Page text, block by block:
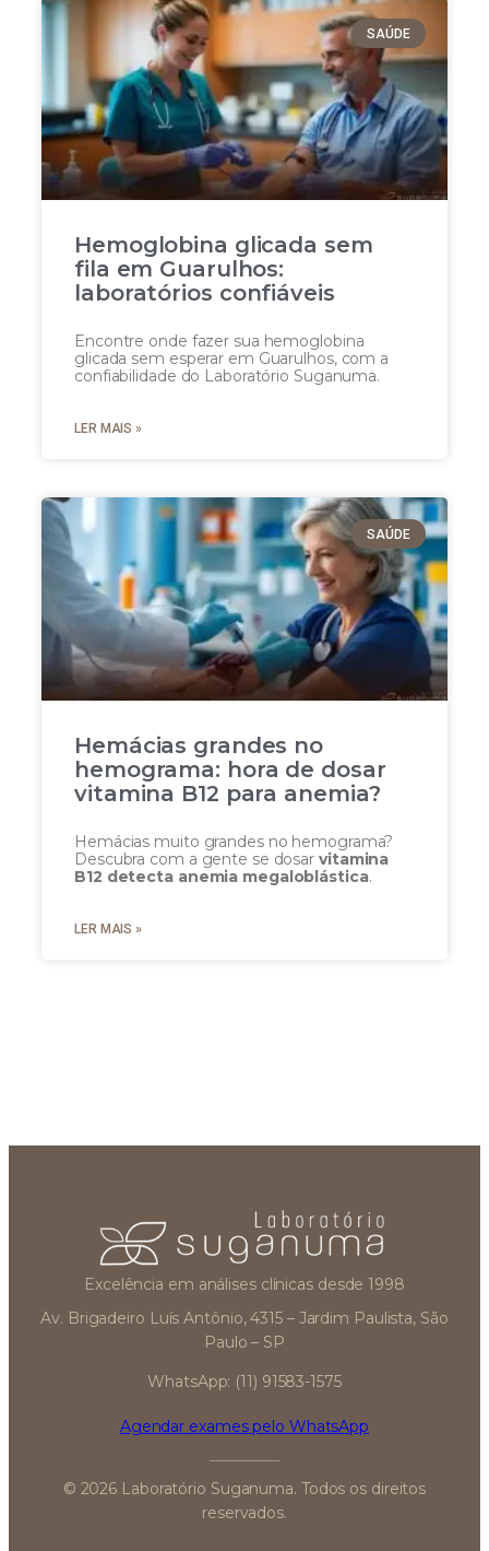
SAÚDE
Hemoglobina glicada sem
fila em Guarulhos:
laboratórios confiáveis
Encontre onde fazer sua hemoglobina
glicada sem esperar em Guarulhos, com a
confiabilidade do Laboratório Suganuma.
LER MAIS »
SAÚDE
Hemácias grandes no
hemograma: hora de dosar
vitamina B12 para anemia?
Hemácias muito grandes no hemograma?
Descubra com a gente se dosar vitamina
B12 detecta anemia megaloblástica.
LER MAIS »
Excelência em análises clínicas desde 1998
Av. Brigadeiro Luís Antônio, 4315 – Jardim Paulista, São
Paulo – SP
WhatsApp: (11) 91583-1575
Agendar exames pelo WhatsApp
© 2026 Laboratório Suganuma. Todos os direitos
reservados.